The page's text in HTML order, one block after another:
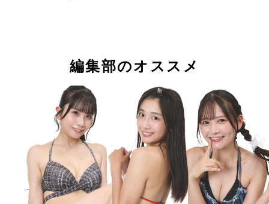
編集部のオススメ